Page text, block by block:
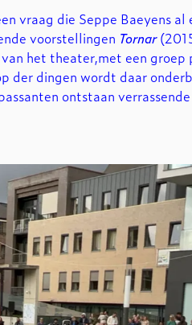
vraag die Seppe Baeyens
voorstellingen Tornar
het theater,met een groep
der dingen wordt daar
ontstaan